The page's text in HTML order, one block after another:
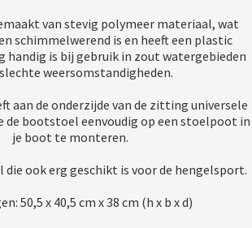
van stevig polymeer materiaal, wat
schimmelwerend is en heeft een plastic
handig is bij gebruik in zout watergebieden
weersomstandigheden.
aan de onderzijde van de zitting universele
de bootstoel eenvoudig op een stoelpoot in
je boot te monteren.
ook erg geschikt is voor de hengelsport.
50,5 x 40,5 cm x 38 cm (h x b x d)